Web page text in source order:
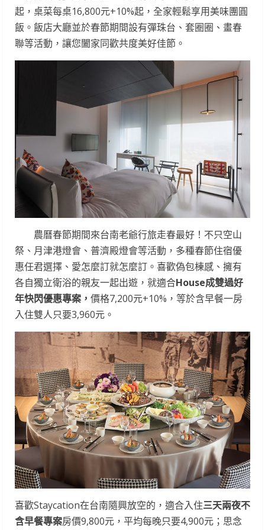
起，桌菜每桌16,800元+10%起，全家輕鬆享用美味團圓
飯。飯店大廳並於春節期間設有彈珠台、套圈圈、畫春
聯等活動，讓您闔家同歡共度美好佳節。
農曆春節期間來台南老爺行旅走春最好！不只空山
祭、月津港燈會、普濟殿燈會等活動，多種春節住宿優
惠任君選擇、愛怎麼訂就怎麼訂。喜歡偽包棟感、擁有
各自獨立衛浴的親友一起出遊，就適合House成雙過好
年快閃優惠專案， 價格7,200元+10%，等於含早餐一房
入住雙人只要3,960元。
喜歡Staycation在台南隨興放空的，適合入住三天兩夜不
含早餐專案房價9,800元，平均每晚只要4,900元；思念